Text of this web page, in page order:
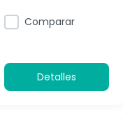
Comparar
Detalles